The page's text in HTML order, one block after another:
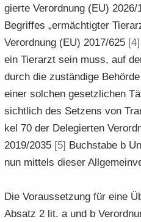
gier­te Ver­ord­nung (EU) 2026/
Be­grif­fes „er­mäch­tig­ter
Ver­ord­nung (EU) 2017/625 [4]
ein Tier­arzt sein muss, auf
durch die zu­stän­di­ge
einer sol­chen ge­setz­li­chen
sicht­lich des Set­zens von
kel 70 der De­le­gier­ten
2019/2035 [5] Buch­sta­be b
nun mit­tels die­ser
Die Vor­aus­set­zung für eine
Ab­satz 2 lit. a und b